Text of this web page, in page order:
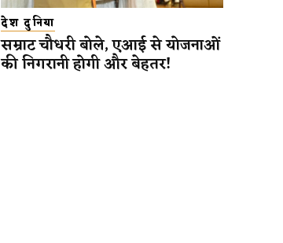
देश दुनिया
सम्राट चौधरी बोले, एआई से योजनाओं
की निगरानी होगी और बेहतर!